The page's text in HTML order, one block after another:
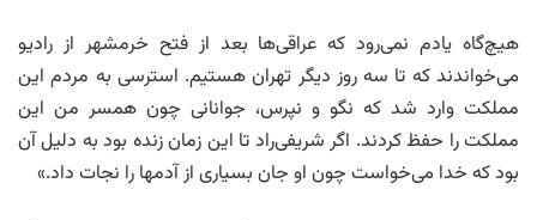
هیچ‌گاه یادم نمی‌رود که عراقی‌ها بعد از فتح خرمشهر از رادیو
می‌خواندند که تا سه روز دیگر تهران هستیم. استرسی به مردم این
مملکت وارد شد که نگو و نپرس، جوانانی چون همسر من این
مملکت را حفظ کردند. اگر شریفی‌راد تا این زمان زنده بود به دلیل آن
بود که خدا می‌خواست چون او جان بسیاری از آدمها را نجات داد.»